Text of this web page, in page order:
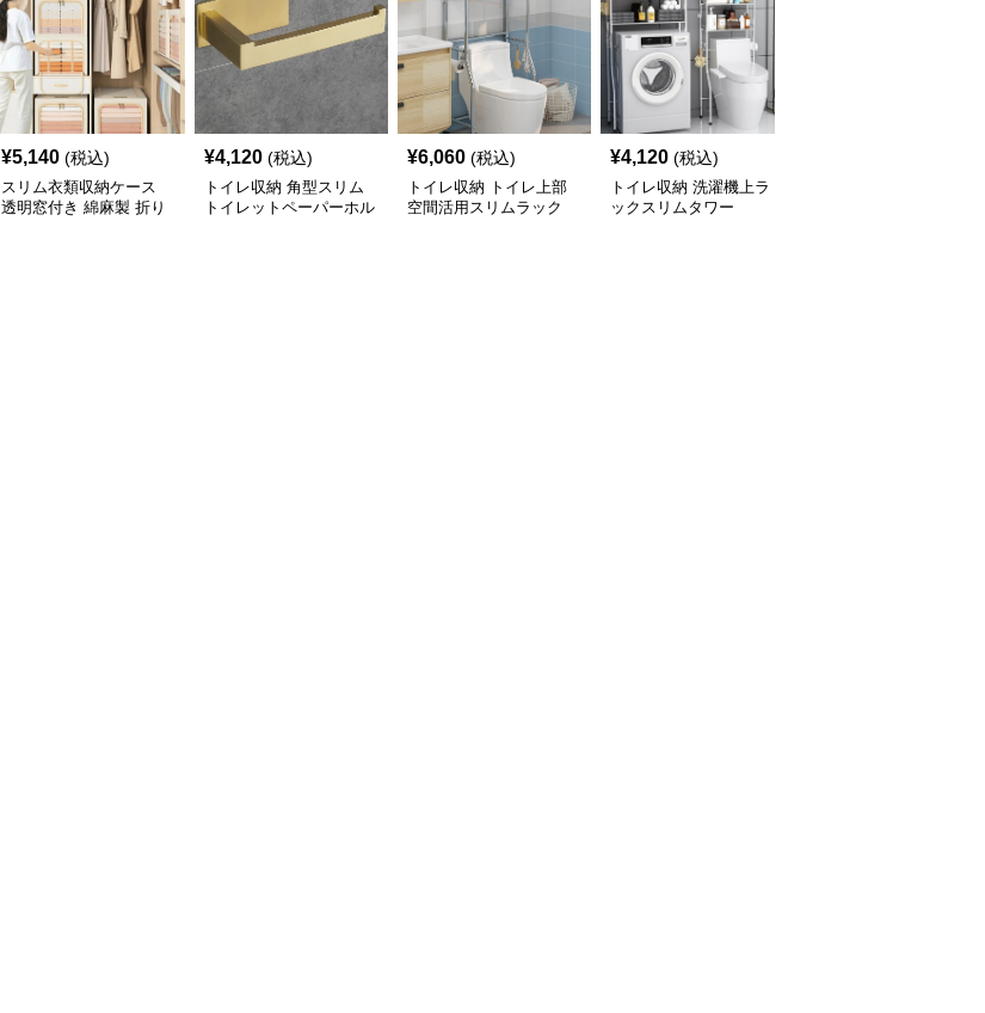
¥5,140 (税込)
スリム衣類収納ケース
透明窓付き 綿麻製 折り
¥4,120 (税込)
トイレ収納 角型スリム
トイレットペーパーホル
¥6,060 (税込)
トイレ収納 トイレ上部
空間活用スリムラック
¥4,120 (税込)
トイレ収納 洗濯機上ラ
ックスリムタワー